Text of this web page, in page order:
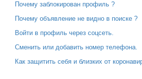
Почему заблокирован профиль ?
Почему объявление не видно в поиске ?
Войти в профиль через соцсеть.
Сменить или добавить номер телефона.
Как защитить себя и близких от